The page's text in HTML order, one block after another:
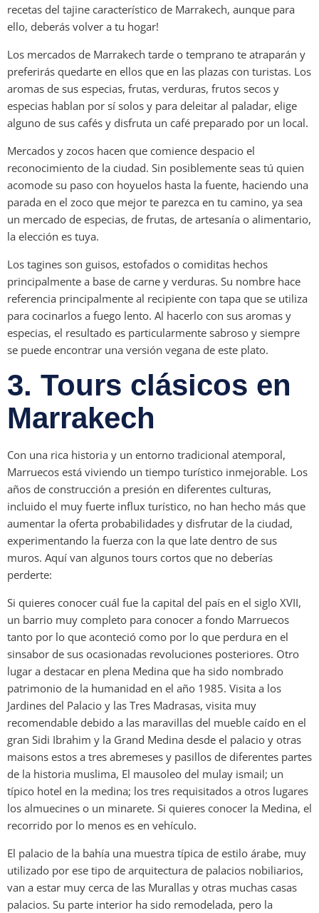
recetas del tajine característico de Marrakech, aunque para
ello, deberás volver a tu hogar!
Los mercados de Marrakech tarde o temprano te atraparán y
preferirás quedarte en ellos que en las plazas con turistas. Los
aromas de sus especias, frutas, verduras, frutos secos y
especias hablan por sí solos y para deleitar al paladar, elige
alguno de sus cafés y disfruta un café preparado por un local.
Mercados y zocos hacen que comience despacio el
reconocimiento de la ciudad. Sin posiblemente seas tú quien
acomode su paso con hoyuelos hasta la fuente, haciendo una
parada en el zoco que mejor te parezca en tu camino, ya sea
un mercado de especias, de frutas, de artesanía o alimentario,
la elección es tuya.
Los tagines son guisos, estofados o comiditas hechos
principalmente a base de carne y verduras. Su nombre hace
referencia principalmente al recipiente con tapa que se utiliza
para cocinarlos a fuego lento. Al hacerlo con sus aromas y
especias, el resultado es particularmente sabroso y siempre
se puede encontrar una versión vegana de este plato.
3. Tours clásicos en
Marrakech
Con una rica historia y un entorno tradicional atemporal,
Marruecos está viviendo un tiempo turístico inmejorable. Los
años de construcción a presión en diferentes culturas,
incluido el muy fuerte influx turístico, no han hecho más que
aumentar la oferta probabilidades y disfrutar de la ciudad,
experimentando la fuerza con la que late dentro de sus
muros. Aquí van algunos tours cortos que no deberías
perderte:
Si quieres conocer cuál fue la capital del país en el siglo XVII,
un barrio muy completo para conocer a fondo Marruecos
tanto por lo que aconteció como por lo que perdura en el
sinsabor de sus ocasionadas revoluciones posteriores. Otro
lugar a destacar en plena Medina que ha sido nombrado
patrimonio de la humanidad en el año 1985. Visita a los
Jardines del Palacio y las Tres Madrasas, visita muy
recomendable debido a las maravillas del mueble caído en el
gran Sidi Ibrahim y la Grand Medina desde el palacio y otras
maisons estos a tres abremeses y pasillos de diferentes partes
de la historia muslima, El mausoleo del mulay ismail; un
típico hotel en la medina; los tres requisitados a otros lugares
los almuecines o un minarete. Si quieres conocer la Medina, el
recorrido por lo menos es en vehículo.
El palacio de la bahía una muestra típica de estilo árabe, muy
utilizado por ese tipo de arquitectura de palacios nobiliarios,
van a estar muy cerca de las Murallas y otras muchas casas
palacios. Su parte interior ha sido remodelada, pero la